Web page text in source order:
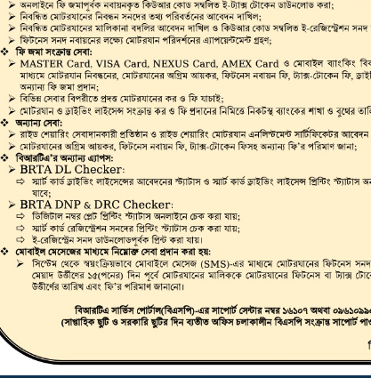
মোটরযান মালিক,
ড্রাইভিং লাইসেন্স, স্মার্ট
ড্রাইভিং লাইসেন্স
করা যায়।
ট্রাস্টি বোর্ড সার্টিফিকেট ডাউনলোড করতে এখানে ক্লিক করুন
ই-ফিটনেস ফলাফল (VIC) দেখতে এখানে ক্লিক করুন
ই-ট্যাক্স টোকেন, ই-লাইসেন্স, ই-ফিটনেস ইত্যাদি যাচাইকরণ